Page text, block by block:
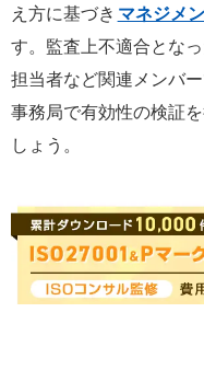
え方に基づき マネジメ
す。監査上不適合とな
担当者など関連メンバ
事務局で有効性の検証
しょう。